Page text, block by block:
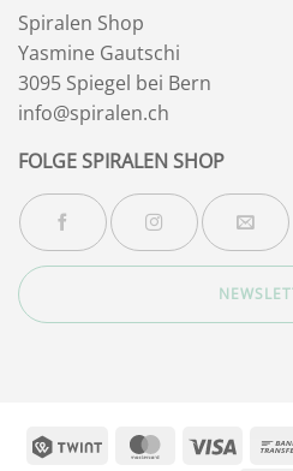
Spiralen Shop
Yasmine Gautschi
3095 Spiegel bei Bern
info@spiralen.ch
FOLGE SPIRALEN SHOP
Twint MasterCard
Visa